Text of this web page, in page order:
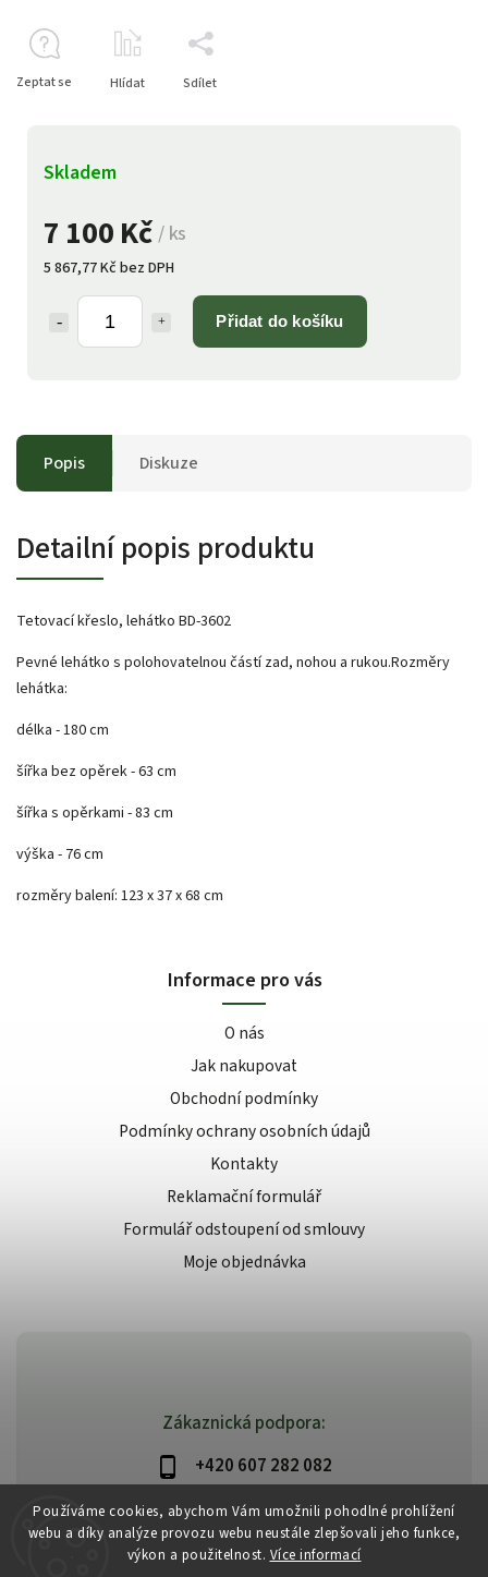
Používáme cookies, abychom Vám umožnili pohodlné prohlížení
webu a díky analýze provozu webu neustále zlepšovali jeho funkce,
výkon a použitelnost. Více informací
7 100 Kč/ ks
5 867,77 Kč bez DPH
Přidat do košíku
Skladem
Zeptat se Hlídat Sdílet
Popis Diskuze
Detailní popis produktu
Tetovací křeslo, lehátko BD-3602
Pevné lehátko s polohovatelnou částí zad, nohou a rukou.Rozměry
lehátka:
délka - 180 cm
šířka bez opěrek - 63 cm
šířka s opěrkami - 83 cm
výška - 76 cm
rozměry balení: 123 x 37 x 68 cm
Zákaznická podpora:
+420 607 282 082
info@beautysystem.cz
Informace pro vás
O nás
Jak nakupovat
Obchodní podmínky
Podmínky ochrany osobních údajů
Kontakty
Reklamační formulář
Formulář odstoupení od smlouvy
Moje objednávka